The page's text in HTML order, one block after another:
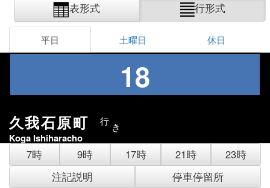
表形式 行形式
平日 土曜日 休日
18
久我石原町 行 き
Koga Ishiharacho
7時 9時 17時 21時
23時
注記説明
停車停留所